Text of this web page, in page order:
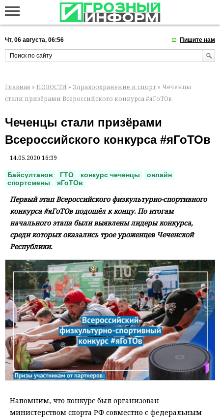
Чт, 06 августа, 06:56 Пишите нам
Главная » НОВОСТИ » Здравоохранение и спорт » Чеченцы
стали призёрами Всероссийского конкурса #яГоТОв
Чеченцы стали призёрами
Всероссийского конкурса #яГоТОв
14.05.2020 16:39
Байсултанов ГТО конкурс чеченцы
онлайн
спортсмены
яГоТОв
Первый этап Всероссийского физкультурно-спортивного
конкурса #яГоТОв подошёл к концу. По итогам
начального этапа были выявлены лидеры конкурса,
среди которых оказались трое уроженцев Чеченской
Республики.
Напомним, что конкурс был организован
министерством спорта РФ совместно с федеральным